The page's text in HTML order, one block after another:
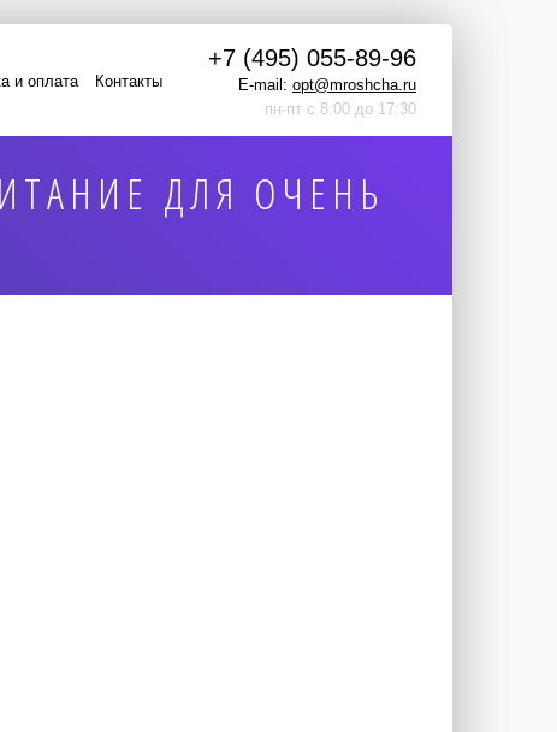
+7 (495) 055-89-96
E-mail: opt@mroshcha.ru
пн-пт с 8:00 до 17:30
и оплата Контакты
ДЛЯ ОЧЕНЬ